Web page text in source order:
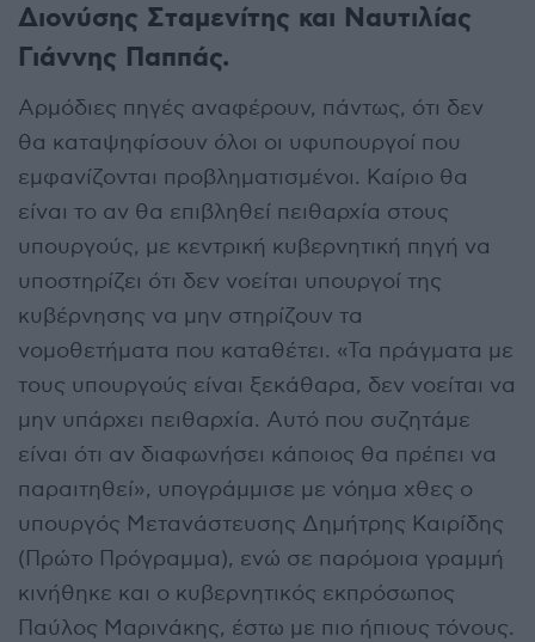
Διονύσης Σταμενίτης και Ναυτιλίας
Γιάννης Παππάς.
Αρμόδιες πηγές αναφέρουν, πάντως, ότι δεν
θα καταψηφίσουν όλοι οι υφυπουργοί που
εμφανίζονται προβληματισμένοι. Καίριο θα
είναι το αν θα επιβληθεί πειθαρχία στους
υπουργούς, με κεντρική κυβερνητική πηγή να
υποστηρίζει ότι δεν νοείται υπουργοί της
κυβέρνησης να μην στηρίζουν τα
νομοθετήματα που καταθέτει. «Τα πράγματα με
τους υπουργούς είναι ξεκάθαρα, δεν νοείται να
μην υπάρχει πειθαρχία. Αυτό που συζητάμε
είναι ότι αν διαφωνήσει κάποιος θα πρέπει να
παραιτηθεί», υπογράμμισε με νόημα χθες ο
υπουργός Μετανάστευσης Δημήτρης Καιρίδης
(Πρώτο Πρόγραμμα), ενώ σε παρόμοια γραμμή
κινήθηκε και ο κυβερνητικός εκπρόσωπος
Παύλος Μαρινάκης, έστω με πιο ήπιους τόνους.